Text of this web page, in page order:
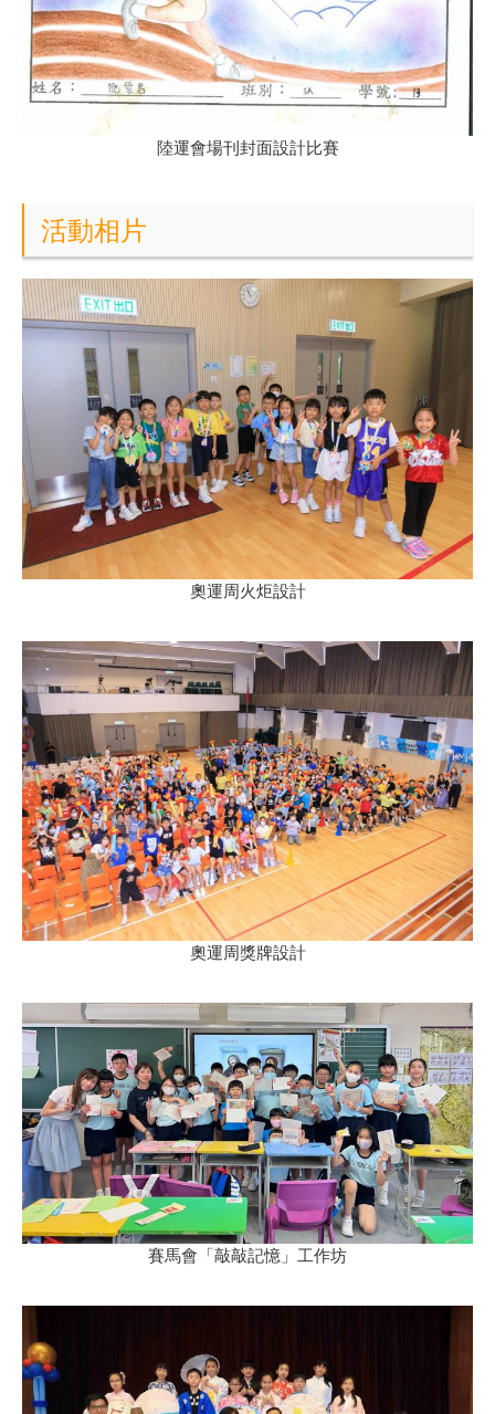
陸運會場刊封面設計比賽
活動相片
奧運周火炬設計
奧運周獎牌設計
賽馬會「敲敲記憶」工作坊